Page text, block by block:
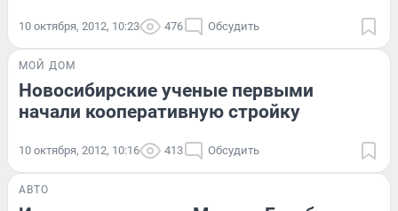
10 октября, 2012, 10:23 476 Обсудить
МОЙ ДОМ
Новосибирские ученые первыми
начали кооперативную стройку
10 октября, 2012, 10:16 413 Обсудить
АВТО